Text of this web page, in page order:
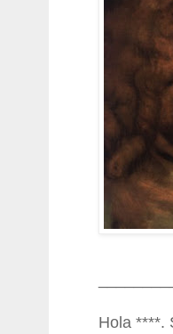
Hola ****.